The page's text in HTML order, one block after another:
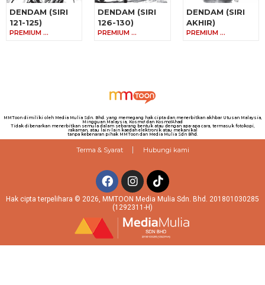
DENDAM (SIRI
121-125)
PREMIUM …
DENDAM (SIRI
126-130)
PREMIUM …
DENDAM (SIRI
AKHIR)
PREMIUM …
MMToon dimiliki oleh Media Mulia Sdn. Bhd. yang memegang hak cipta dan menerbitkan akhbar Utusan Malaysia,
Mingguan Malaysia, Kosmo! dan Kosmo!Ahad
Tidak dibenarkan menerbitkan semula dalam sebarang bentuk atau dengan apa-apa cara, termasuk fotokopi,
rakaman, atau lain-lain kaedah elektronik atau mekanikal
tanpa kebenaran pihak MMToon dan Media Mulia Sdn Bhd.
Terma & Syarat Hubungi kami
Hak cipta terpelihara © 2026, MMTOON Media Mulia Sdn. Bhd. 201801030285
(1292311-H)